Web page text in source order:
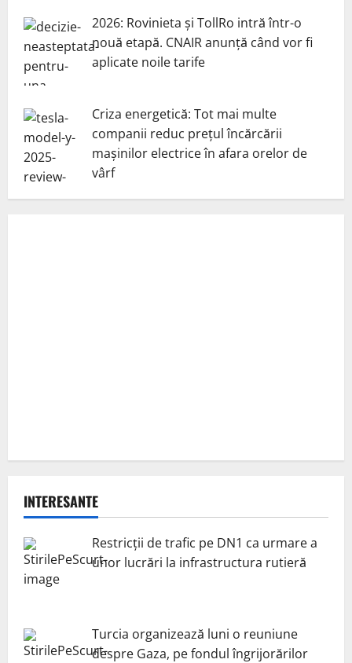
2026: Rovinieta și TollRo intră într-o
nouă etapă. CNAIR anunță când vor fi
aplicate noile tarife
Criza energetică: Tot mai multe
companii reduc prețul încărcării
mașinilor electrice în afara orelor de
vârf
INTERESANTE
Restricții de trafic pe DN1 ca urmare a
unor lucrări la infrastructura rutieră
Turcia organizează luni o reuniune
despre Gaza, pe fondul îngrijorărilor